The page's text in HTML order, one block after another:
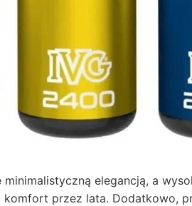
elegancją, a
komfort przez lata. Dodatkowo,